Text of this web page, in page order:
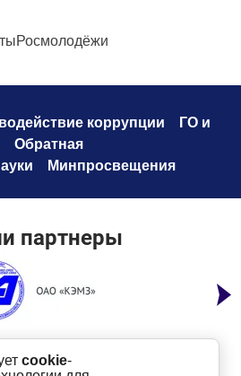
коррупции
ГО и
Обратная
Минпросвещения
партнеры
cookie-